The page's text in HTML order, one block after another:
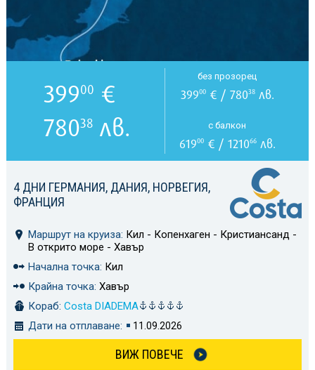
4 ДНИ ГЕРМАНИЯ, ДАНИЯ, НОРВЕГИЯ,
ФРАНЦИЯ
Маршрут на круиза: Кил - Копенхаген - Кристиансанд -
В открито море - Хавър
Начална точка: Кил
Крайна точка: Хавър
Кораб: Costa DIADEMA
Дати на отплаване:
11.09.2026
ВИЖ ПОВЕЧЕ
39900 €
78038лв.
без прозорец
39900€ / 78038лв.
с балкон
61900€ / 121066лв.